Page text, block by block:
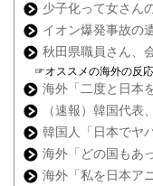
少子化って女さん
イオン爆発事故の
秋田県職員さん、
☞オススメの海外の反応
海外「二度と日本
（速報）韓国代表
韓国人「日本でヤ
海外「どの国もあ
海外「私を日本ア